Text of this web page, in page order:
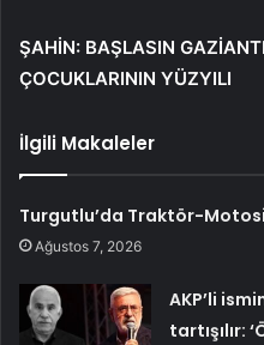
ŞAHİN: BAŞLASIN
ÇOCUKLARININ YÜZYILI
İlgili Makaleler
Turgutlu’da Traktör-
Ağustos 7, 2026
AKP’li
tartışılır: